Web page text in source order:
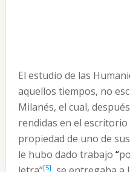
El estudio de las
aquellos tiempos, no
Milanés, el cual,
rendidas en el escritorio
propiedad de uno de
le hubo dado trabajo “
[5]